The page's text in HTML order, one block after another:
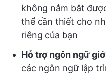
không nắm bắt
thể cần thiết cho
riêng của bạn
Hỗ trợ ngôn ngữ
các ngôn ngữ lập